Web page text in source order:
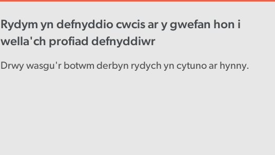
Rydym yn defnyddio cwcis ar y gwefan hon i
wella'ch profiad defnyddiwr
Drwy wasgu'r botwm derbyn rydych yn cytuno ar hynny.
Cynnwys diweddaraf Gyrfaoedd